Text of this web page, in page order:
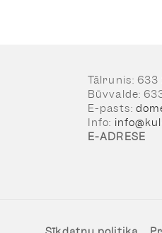
Tālrunis: 633
Būvvalde:
E-pasts:
Info:
E-ADRESE